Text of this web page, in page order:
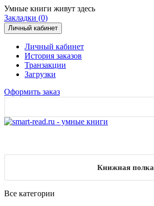
Умные книги живут здесь
Закладки (0)
Личный кабинет
Личный кабинет
История заказов
Транзакции
Загрузки
Оформить заказ
Книжная полка
Все категории